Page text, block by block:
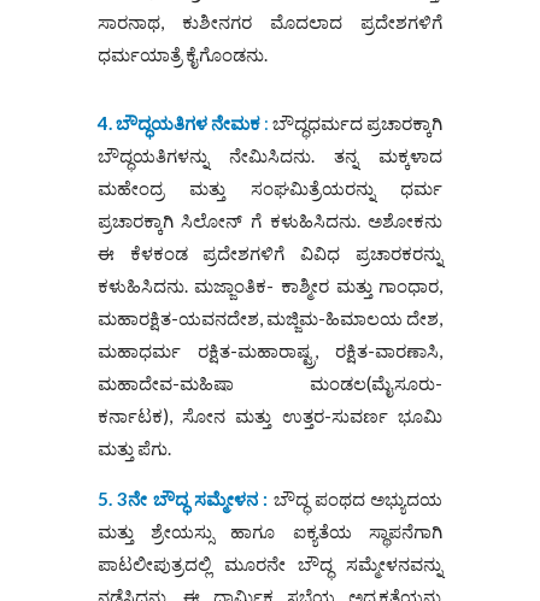
ಸಾರನಾಥ, ಕುಶೀನಗರ ಮೊದಲಾದ ಪ್ರದೇಶಗಳಿಗೆ
ಧರ್ಮಯಾತ್ರೆ ಕೈಗೊಂಡನು.
4. ಬೌದ್ಧಯತಿಗಳ ನೇಮಕ: ಬೌದ್ಧಧರ್ಮದ ಪ್ರಚಾರಕ್ಕಾಗಿ
ಬೌದ್ಧಯತಿಗಳನ್ನು ನೇಮಿಸಿದನು. ತನ್ನ ಮಕ್ಕಳಾದ
ಮಹೇಂದ್ರ ಮತ್ತು ಸಂಘಮಿತ್ರೆಯರನ್ನು ಧರ್ಮ
ಪ್ರಚಾರಕ್ಕಾಗಿ ಸಿಲೋನ್‌ ಗೆ ಕಳುಹಿಸಿದನು. ಅಶೋಕನು
ಈ ಕೆಳಕಂಡ ಪ್ರದೇಶಗಳಿಗೆ ವಿವಿಧ ಪ್ರಚಾರಕರನ್ನು
ಕಳುಹಿಸಿದನು. ಮಜ್ಜಾಂತಿಕ- ಕಾಶ್ಮೀರ ಮತ್ತು ಗಾಂಧಾರ,
ಮಹಾರಕ್ಷಿತ-ಯವನದೇಶ, ಮಜ್ಜಿಮ-ಹಿಮಾಲಯ ದೇಶ,
ಮಹಾಧರ್ಮ ರಕ್ಷಿತ-ಮಹಾರಾಷ್ಟ್ರ, ರಕ್ಷಿತ-ವಾರಣಾಸಿ,
ಮಹಾದೇವ-ಮಹಿಷಾ ಮಂಡಲ(ಮೈಸೂರು-
ಕರ್ನಾಟಕ), ಸೋನ ಮತ್ತು ಉತ್ತರ-ಸುವರ್ಣ ಭೂಮಿ
ಮತ್ತು ಪೆಗು.
5. 3ನೇ ಬೌದ್ಧ ಸಮ್ಮೇಳನ : ಬೌದ್ಧ ಪಂಥದ ಅಭ್ಯುದಯ
ಮತ್ತು ಶ್ರೇಯಸ್ಸು ಹಾಗೂ ಐಕ್ಯತೆಯ ಸ್ಥಾಪನೆಗಾಗಿ
ಪಾಟಲೀಪುತ್ರದಲ್ಲಿ ಮೂರನೇ ಬೌದ್ಧ ಸಮ್ಮೇಳನವನ್ನು
ನಡೆಸಿದನು. ಈ ಧಾರ್ಮಿಕ ಸಭೆಯ ಅಧ್ಯಕ್ಷತೆಯನ್ನು